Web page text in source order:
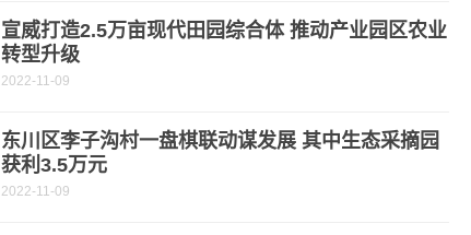
宣威打造2.5万亩现代田园综合体 推动产业园区农业
转型升级
2022-11-09
东川区李子沟村一盘棋联动谋发展 其中生态采摘园
获利3.5万元
2022-11-09